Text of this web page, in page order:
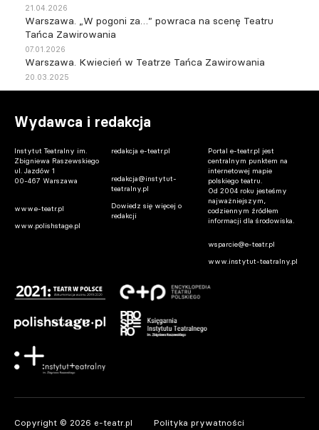
21.04.2026
Warszawa. „W pogoni za…” powraca na scenę Teatru
Tańca Zawirowania
07.01.2026
Warszawa. Kwiecień w Teatrze Tańca Zawirowania
20.03.2025
Wydawca i redakcja
Instytut Teatralny im.
Zbigniewa Raszewskiego
ul. Jazdów 1
00-467 Warszawa
www.e-teatr.pl
www.polishstage.pl
redakcja e-teatr.pl
redakcja@instytut-
teatralny.pl
Dowiedz się więcej o
redakcji
Portal e-teatr.pl jest
centralnym punktem na
internetowej mapie
polskiego teatru.
Od 2004 roku jesteśmy
najważniejszym,
codziennym źródłem
informacji dla środowiska.
wsparcie@e-teatr.pl
www.instytut-teatralny.pl
Copyright © 2026 e-teatr.pl Polityka prywatności